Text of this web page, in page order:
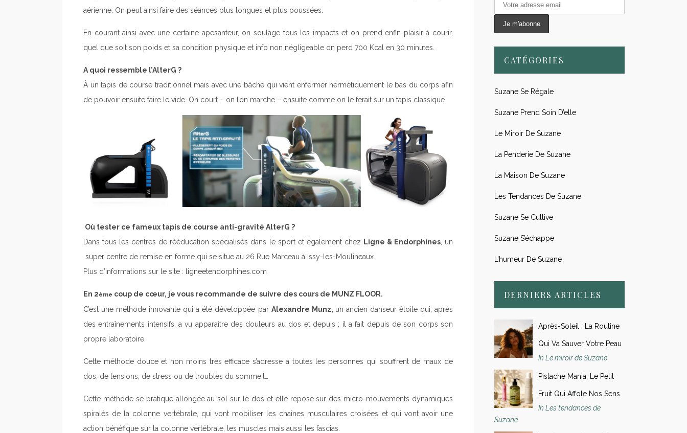
aérienne. On peut ainsi faire des séances plus longues et plus poussées.
En courant ainsi avec une certaine apesanteur, on soulage tous les impacts et on prend enfin plaisir à courir,
quel que soit son poids et sa condition physique et info non négligeable on perd 700 Kcal en 30 minutes.
A quoi ressemble l’AlterG ?
À un tapis de course traditionnel mais avec une bâche qui vient enfermer hermétiquement le bas du corps afin
de pouvoir ensuite faire le vide. On court – on l’on marche – ensuite comme on le ferait sur un tapis classique.
Où tester ce fameux tapis de course anti-gravité AlterG ?
Dans tous les centres de rééducation spécialisés dans le sport et également chez Ligne & Endorphines, un
super centre de remise en forme qui se situe au 26 Rue Marceau à Issy-les-Moulineaux.
Plus d’informations sur le site :
ligneetendorphines.com
En 2ème coup de cœur, je vous recommande de suivre des cours de MUNZ FLOOR.
C’est une méthode innovante qui a été développée par Alexandre Munz, un ancien danseur étoile qui, après
des entraînements intensifs, a vu apparaître des douleurs au dos et depuis ; il a fait depuis de son corps son
propre laboratoire.
Cette méthode douce et non moins très efficace s’adresse à toutes les personnes qui souffrent de maux de
dos, de tensions, de stress ou de troubles du sommeil…
Cette méthode se pratique allongée au sol sur le dos et elle repose sur des micro-mouvements dynamiques
spiralés de la colonne vertébrale, qui vont mobiliser les chaînes musculaires croisées et qui vont avoir une
action bénéfique sur la colonne vertébrale, les muscles mais aussi les fascias.
CATÉGORIES
Suzane Se Régale
Suzane Prend Soin D’elle
Le Miroir De Suzane
La Penderie De Suzane
La Maison De Suzane
Les Tendances De Suzane
Suzane Se Cultive
Suzane S’échappe
L’humeur De Suzane
DERNIERS ARTICLES
Après-Soleil : La Routine
Qui Va Sauver Votre Peau
In Le miroir de Suzane
Pistache Mania, Le Petit
Fruit Qui Affole Nos Sens
In Les tendances de
Suzane